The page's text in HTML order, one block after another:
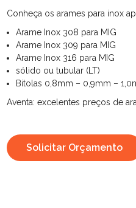
Conheça os arames para inox
Arame Inox 308 para MIG
Arame Inox 309 para MIG
Arame Inox 316 para MIG
sólido ou tubular (LT)
Bitolas 0,8mm – 0,9mm –
Aventa: excelentes preços de
Solicitar Orçamento